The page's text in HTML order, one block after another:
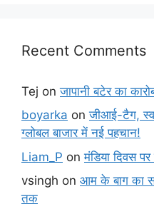
Recent Comments
Tej onजापानी बटेर का
boyarka onजीआई-टैग,
ग्लोबल बाजार में नई पहचान!
Liam_P onमंडिया दिवस
vsingh on आम के बाग का
तक